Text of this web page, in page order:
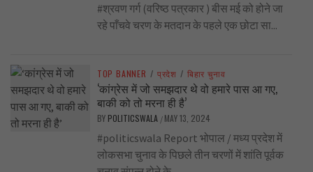
#श्रवण गर्ग (वरिष्ठ पत्रकार ) बीस मई को होने जा
रहे पाँचवे चरण के मतदान के पहले एक छोटा सा...
TOP BANNER / प्रदेश / बिहार चुनाव
‘कांग्रेस में जो समझदार थे वो हमारे पास आ गए,
बाकी को तो मरना ही है’
BY POLITICSWALA / MAY 13, 2024
#politicswala Report भोपाल / मध्य प्रदेश में
लोकसभा चुनाव के पिछले तीन चरणों में शांति पूर्वक